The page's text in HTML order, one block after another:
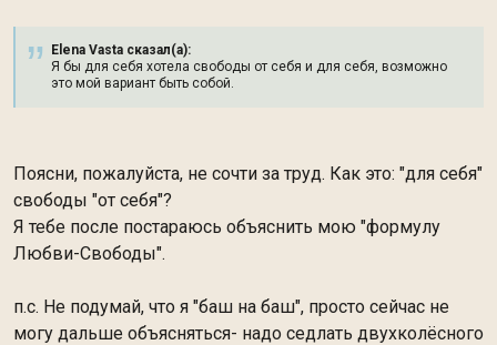
Elena Vasta сказал(а):
Я бы для себя хотела свободы от себя и для себя, возможно
это мой вариант быть собой.
Поясни, пожалуйста, не сочти за труд. Как это: "для себя"
свободы "от себя"?
Я тебе после постараюсь объяснить мою "формулу
Любви-Свободы".
п.с. Не подумай, что я "баш на баш", просто сейчас не
могу дальше объясняться- надо седлать двухколёсного